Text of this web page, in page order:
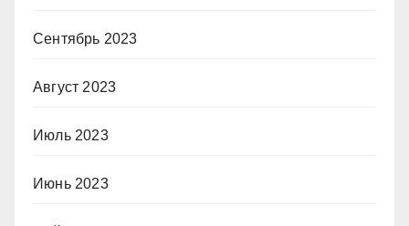
Сентябрь 2023
Август 2023
Июль 2023
Июнь 2023